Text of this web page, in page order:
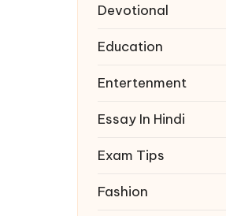
Devotional
Education
Entertenment
Essay In Hindi
Exam Tips
Fashion